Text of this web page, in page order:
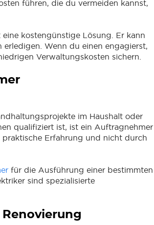
führen, die du vermeiden kannst,
kostengünstige Lösung. Er kann
Wenn du einen engagierst,
Verwaltungskosten sichern.
im Haushalt oder
qualifiziert ist, ist ein Auftragnehmer
Erfahrung und nicht durch
für die Ausführung einer bestimmten
sind spezialisierte